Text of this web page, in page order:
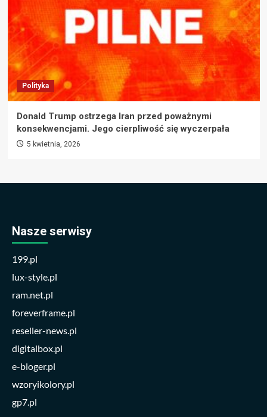
Polityka
Donald Trump ostrzega Iran przed poważnymi
konsekwencjami. Jego cierpliwość się wyczerpała
5 kwietnia, 2026
Nasze serwisy
199.pl
lux-style.pl
ram.net.pl
foreverframe.pl
reseller-news.pl
digitalbox.pl
e-bloger.pl
wzoryikolory.pl
gp7.pl